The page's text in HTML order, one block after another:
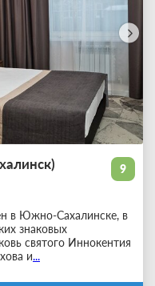
9
в Южно-Сахалинске, в
знаковых
святого Иннокентия
и...